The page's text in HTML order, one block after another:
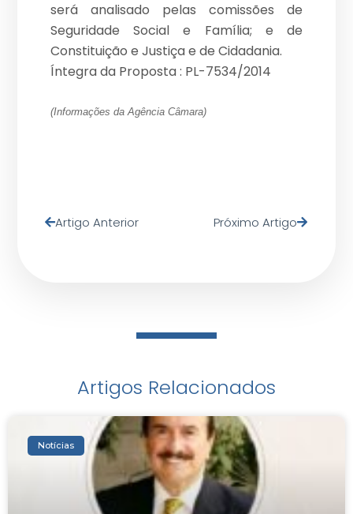
será analisado pelas comissões de
Seguridade Social e Família; e de
Constituição e Justiça e de Cidadania.
Íntegra da Proposta : PL-7534/2014
(Informações da Agência Câmara)
Artigo Anterior Próximo Artigo
Artigos Relacionados
Notícias